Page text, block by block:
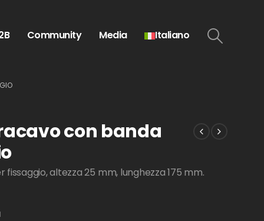
Community Media Italiano
con banda
altezza 25 mm, lunghezza 175 mm.